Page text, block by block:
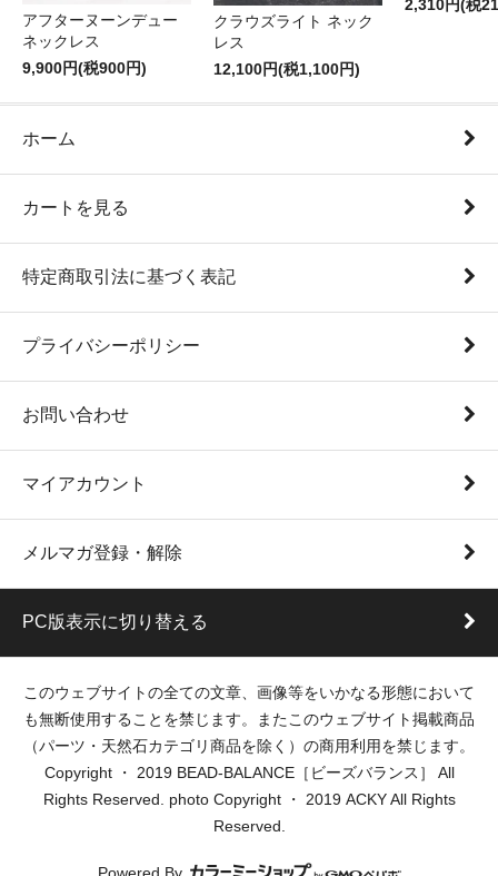
アフターヌーンデュー
ネックレス
9,900円(税900円)
クラウズライト ネック
レス
12,100円(税1,100円)
2,310円(税
ホーム
カートを見る
特定商取引法に基づく表記
プライバシーポリシー
お問い合わせ
マイアカウント
メルマガ登録・解除
PC版表示に切り替える
このウェブサイトの全ての文章、画像等をいかなる形態において
も無断使用することを禁じます。またこのウェブサイト掲載商品
（パーツ・天然石カテゴリ商品を除く）の商用利用を禁じます。
Copyright ・ 2019 BEAD-BALANCE［ビーズバランス］ All
Rights Reserved. photo Copyright ・ 2019 ACKY All Rights
Reserved.